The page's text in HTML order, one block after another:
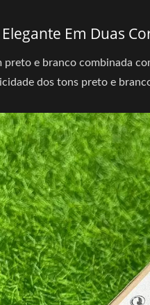
Em Duas
preto e branco combinada
dos tons preto e